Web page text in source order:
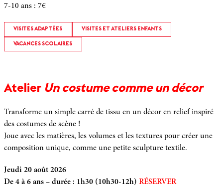
7-10 ans : 7€
VISITES ADAPTÉES VISITES ET ATELIERS ENFANTS
VACANCES SCOLAIRES
Atelier Un costume comme un décor
Transforme un simple carré de tissu en un décor en relief inspiré
des costumes de scène !
Joue avec les matières, les volumes et les textures pour créer une
composition unique, comme une petite sculpture textile.
Jeudi 20 août 2026
De 4 à 6 ans – durée : 1h30 (10h30-12h) RÉSERVER